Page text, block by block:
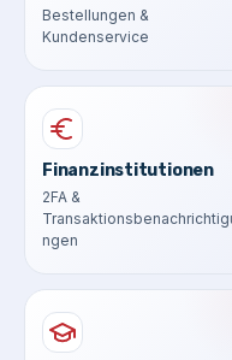
Bestellungen &
Kundenservice
Finanzinstitutionen
2FA &
ngen